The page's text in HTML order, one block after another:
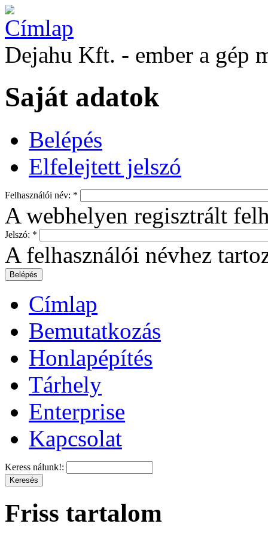
Dejahu Kft. - ember a gép
Saját adatok
Belépés
Elfelejtett jelszó
Felhasználói név: *
A webhelyen regisztrált
Jelszó: *
A felhasználói névhez
Címlap
Bemutatkozás
Honlapépítés
Tárhely
Enterprise
Kapcsolat
Keress nálunk!:
Friss tartalom